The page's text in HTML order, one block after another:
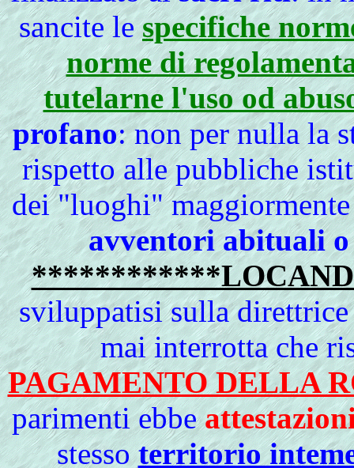
sancite lespecifiche
norme di
tutelarne l'uso od
profano: non per nulla la
rispetto alle pubbliche
dei "luoghi"
avventori abituali o
sviluppatisi sulla
mai interrotta che
PAGAMENTO DELLA
parimenti ebbe
stessoterritorio